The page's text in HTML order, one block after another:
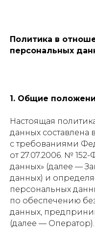
Политика в
персональных
1. Общие
Настоящая
данных составлена
с требованиями
от 27.07.2006. №
данных» (далее —
данных) и
персональных
по обеспечению
данных,
(далее — Оператор).